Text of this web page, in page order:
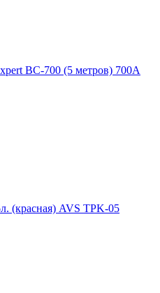
BC-700 (5 метров) 700А
(красная) AVS TPK-05